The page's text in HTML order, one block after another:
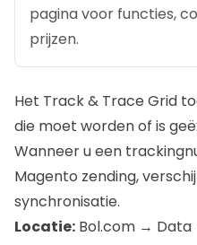
pagina voor functies,
prijzen.
Het Track & Trace Grid
die moet worden of is
Wanneer u een
Magento zending,
synchronisatie.
Locatie: Bol.com →